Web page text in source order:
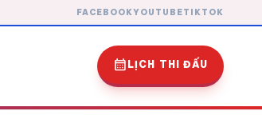
FACEBOOKYOUTUBETIKTOK
calendar_month LỊCH THI ĐẤU